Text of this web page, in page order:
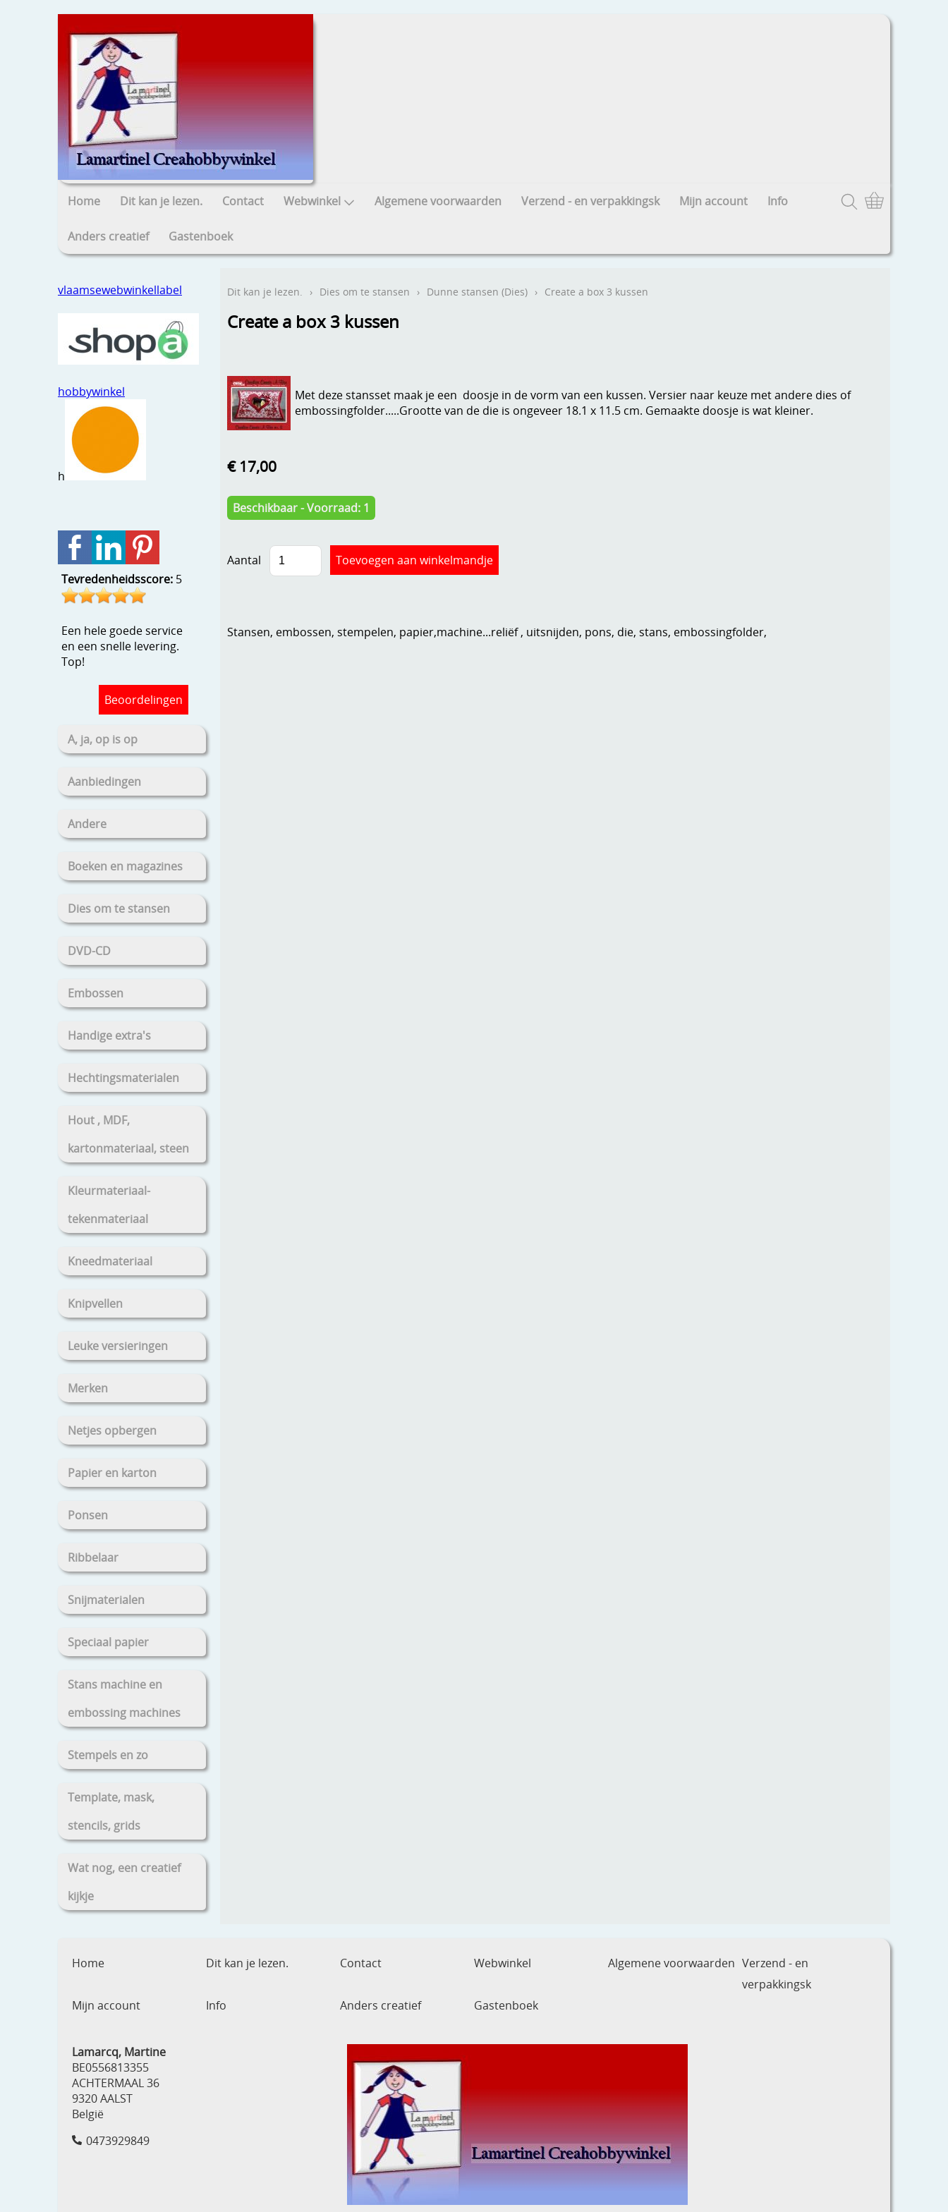
Home Dit kan je lezen. Contact Webwinkel Algemene voorwaarden Verzend - en verpakkingsk Mijn account Info
Anders creatief Gastenboek
vlaamsewebwinkellabel
hobbywinkel
h
Tevredenheidsscore: 5
Een hele goede service
en een snelle levering.
Top!
Beoordelingen
A, ja, op is op
Aanbiedingen
Andere
Boeken en magazines
Dies om te stansen
DVD-CD
Embossen
Handige extra's
Hechtingsmaterialen
Hout , MDF,
kartonmateriaal, steen
Kleurmateriaal-
tekenmateriaal
Kneedmateriaal
Knipvellen
Leuke versieringen
Merken
Netjes opbergen
Papier en karton
Ponsen
Ribbelaar
Snijmaterialen
Speciaal papier
Stans machine en
embossing machines
Stempels en zo
Template, mask,
stencils, grids
Wat nog, een creatief
kijkje
Dit kan je lezen. › Dies om te stansen › Dunne stansen (Dies) › Create a box 3 kussen
Create a box 3 kussen
Met deze stansset maak je een doosje in de vorm van een kussen. Versier naar keuze met andere dies of
embossingfolder.....Grootte van de die is ongeveer 18.1 x 11.5 cm. Gemaakte doosje is wat kleiner.
€ 17,00
Beschikbaar - Voorraad: 1
Aantal
Stansen, embossen, stempelen, papier,machine...reliëf , uitsnijden, pons, die, stans, embossingfolder,
Home Dit kan je lezen. Contact Webwinkel Algemene voorwaarden Verzend - en
verpakkingsk
Mijn account
Info Anders creatief Gastenboek
Lamarcq, Martine
BE0556813355
ACHTERMAAL 36
9320 AALST
België
0473929849